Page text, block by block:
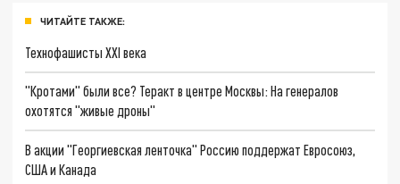
ЧИТАЙТЕ ТАКЖЕ:
Технофашисты XXI века
"Кротами" были все? Теракт в центре Москвы: На генералов
охотятся "живые дроны"
В акции "Георгиевская ленточка" Россию поддержат Евросоюз,
США и Канада